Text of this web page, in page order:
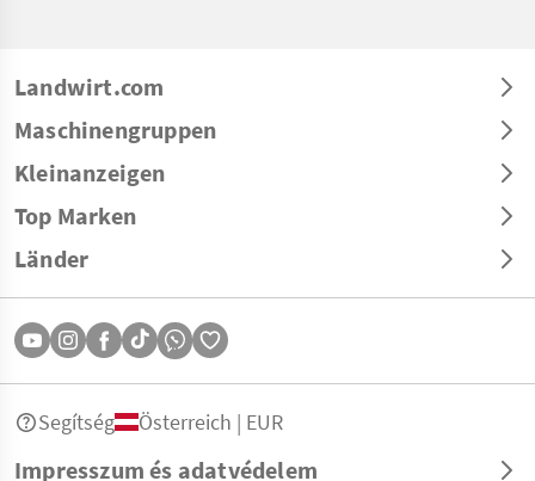
Landwirt.com
Maschinengruppen
Kleinanzeigen
Top Marken
Länder
Impresszum és adatvédelem
Segítség Österreich | EUR